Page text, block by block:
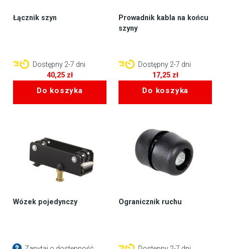
Łącznik szyn
Dostępny 2-7 dni
40,25 zł
Do koszyka
Prowadnik kabla na końcu
szyny
Dostępny 2-7 dni
17,25 zł
Do koszyka
Wózek pojedynczy Ogranicznik ruchu